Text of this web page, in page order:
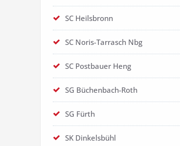
SC Heilsbronn
SC Noris-Tarrasch Nbg
SC Postbauer Heng
SG Büchenbach-Roth
SG Fürth
SK Dinkelsbühl